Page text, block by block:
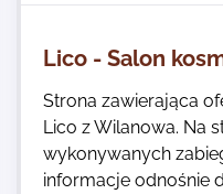
Lico - Salon
Strona zawierająca
Lico z Wilanowa. Na
wykonywanych
informacje odnośnie